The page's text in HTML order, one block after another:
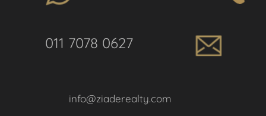
011 7078 0627
info@ziaderealty.com